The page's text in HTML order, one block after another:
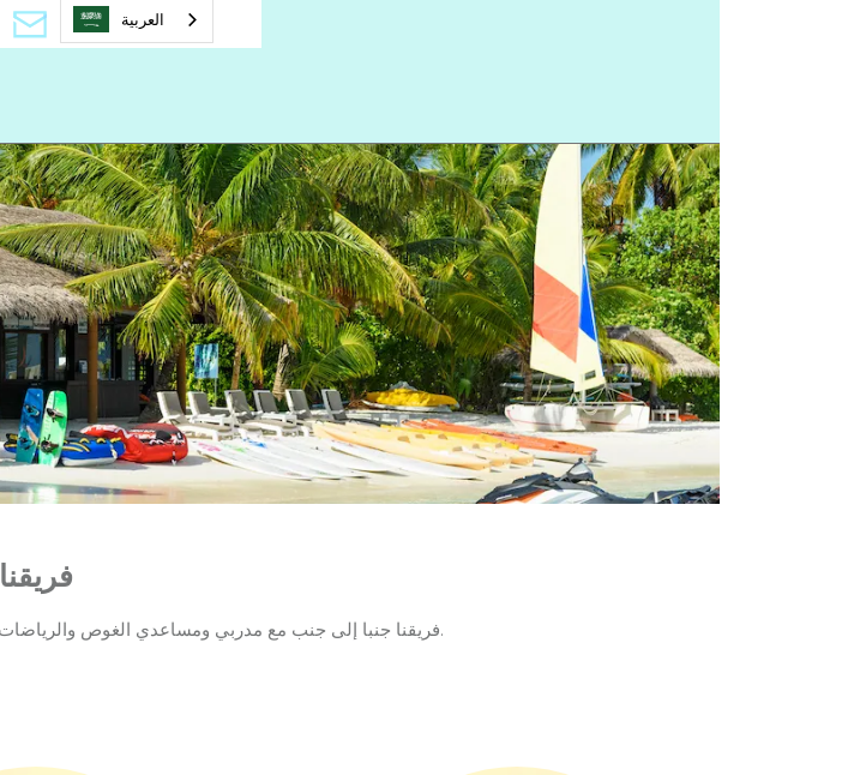
العربية‏
فريقنا
فريقنا جنبا إلى جنب مع مدربي ومساعدي الغوص والرياضات المائية مدربون جيدا مع سنوات من الخبرة والمعرفة ، داخل وخارج الماء.